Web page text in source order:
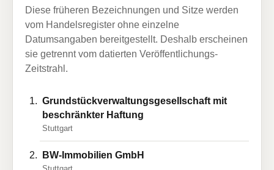
Diese früheren Bezeichnungen und Sitze werden
vom Handelsregister ohne einzelne
Datumsangaben bereitgestellt. Deshalb erscheinen
sie getrennt vom datierten Veröffentlichungs-
Zeitstrahl.
Grundstückverwaltungsgesellschaft mit
beschränkter Haftung
Stuttgart
BW-Immobilien GmbH